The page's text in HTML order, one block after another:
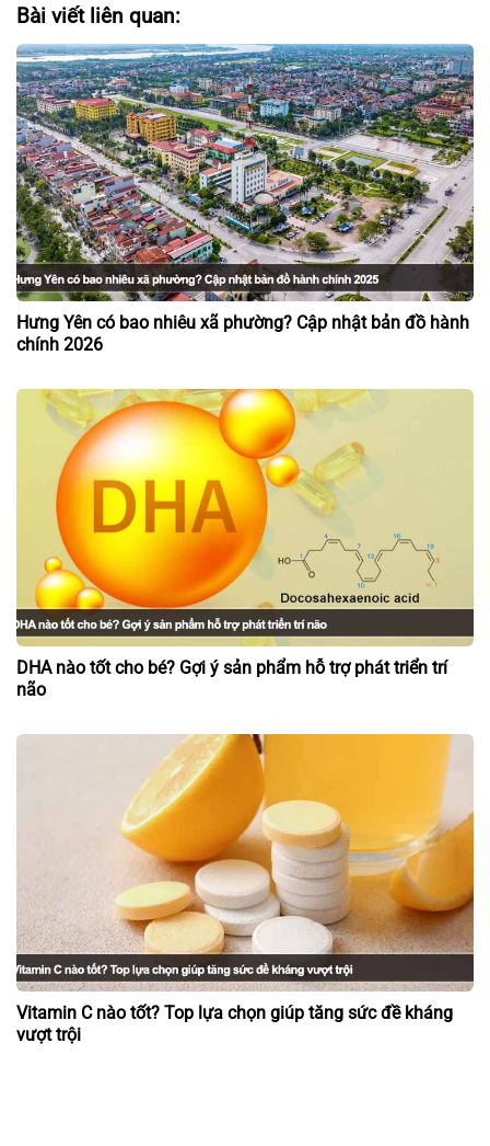
Bài viết liên quan:
Hưng Yên có bao nhiêu xã phường? Cập nhật bản đồ hành
chính 2026
DHA nào tốt cho bé? Gợi ý sản phẩm hỗ trợ phát triển trí
não
Vitamin C nào tốt? Top lựa chọn giúp tăng sức đề kháng
vượt trội